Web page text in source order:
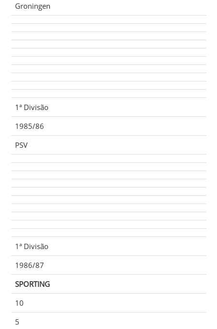
Groningen
1ª Divisão
1985/86
PSV
1ª Divisão
1986/87
SPORTING
10
5